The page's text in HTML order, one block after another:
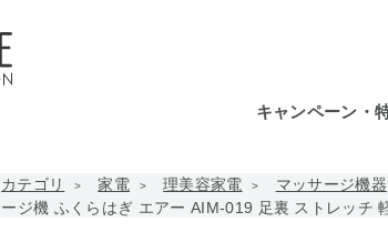
キャンペーン・
カテゴリ 家電 理美容家電
マッサージ機器
ジ機 ふくらはぎ エアー AIM-019 足裏 ストレッチ